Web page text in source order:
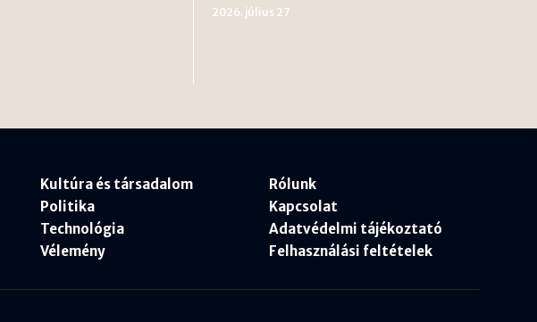
2026. július 27
Kultúra és társadalom
Politika
Technológia
Vélemény
Rólunk
Kapcsolat
Adatvédelmi tájékoztató
Felhasználási feltételek